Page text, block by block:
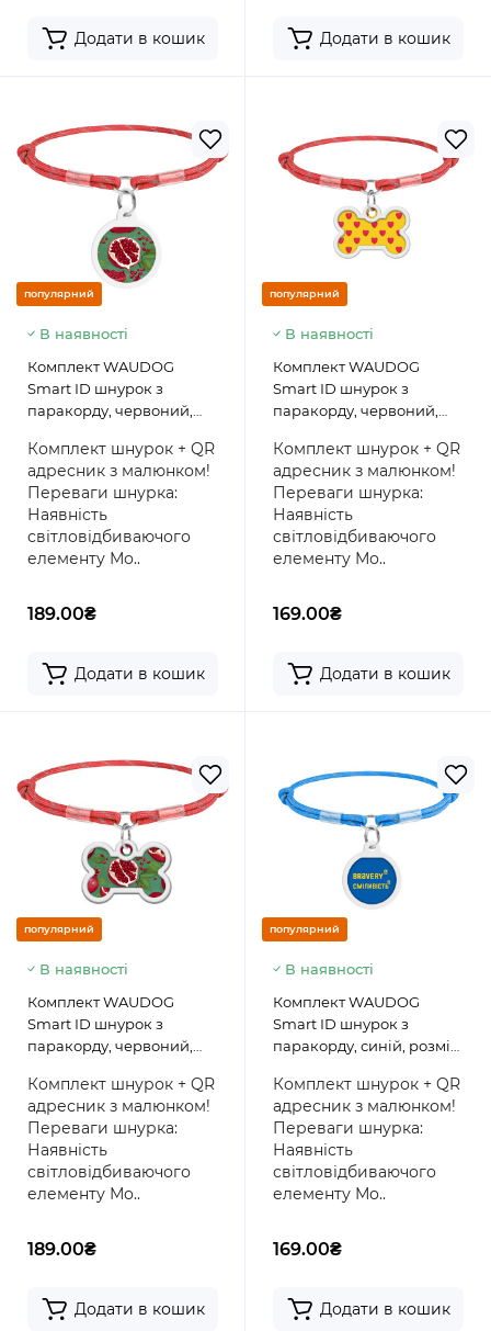
Додати в кошик Додати в кошик
популярний
В наявності
Комплект WAUDOG
Smart ID шнурок з
паракорду, червоний,
паспортом, круг,
малюнок "Гранати"
Комплект шнурок + QR
адресник з малюнком!
Переваги шнурка:
Наявність
світловідбиваючого
елементу Мо..
189.00₴
Додати в кошик
популярний
В наявності
Комплект WAUDOG
Smart ID шнурок з
паракорду, червоний,
паспортом, кістка,
малюнок "Серця"
Комплект шнурок + QR
адресник з малюнком!
Переваги шнурка:
Наявність
світловідбиваючого
елементу Мо..
169.00₴
Додати в кошик
популярний
В наявності
Комплект WAUDOG
Smart ID шнурок з
паракорду, червоний,
паспортом, кістка,
малюнок "Гранати"
Комплект шнурок + QR
адресник з малюнком!
Переваги шнурка:
Наявність
світловідбиваючого
елементу Мо..
189.00₴
Додати в кошик
популярний
В наявності
Комплект WAUDOG
Smart ID шнурок з
паракорду, синій, розмір
паспортом, круг,
малюнок "Сміливість"
Комплект шнурок + QR
адресник з малюнком!
Переваги шнурка:
Наявність
світловідбиваючого
елементу Мо..
169.00₴
Додати в кошик